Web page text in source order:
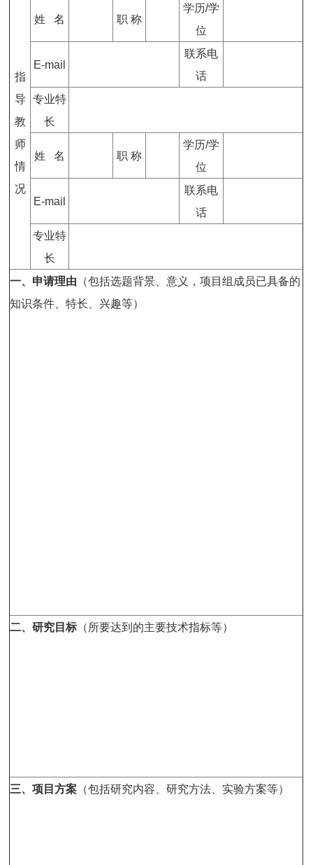
指
导
教
师
情
况
姓 名 职 称
学历/学
位
E-mail
联系电
话
专业特
长
姓 名 职 称
学历/学
位
E-mail
联系电
话
专业特
长
一、申请理由 （包括选题背景、意义，项目组成员已具备的
知识条件、特长、兴趣等）
二、研究目标（所要达到的主要技术指标等）
三、项目方案 （包括研究内容、研究方法、实验方案等）